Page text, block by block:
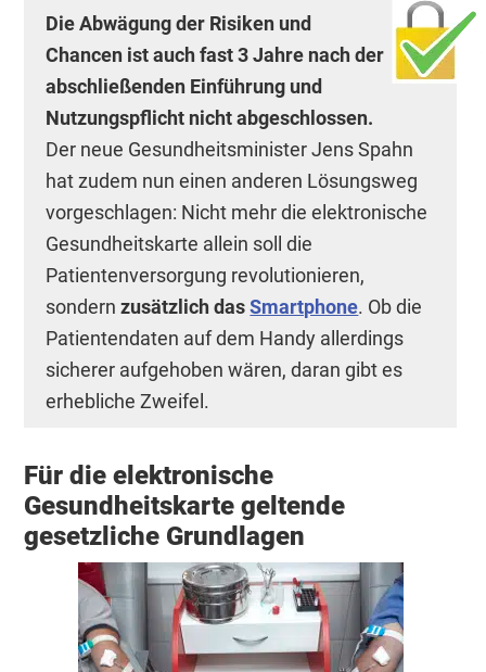
Die Abwägung der Risiken und
Chancen ist auch fast 3 Jahre nach der
abschließenden Einführung und
Nutzungspflicht nicht abgeschlossen.
Der neue Gesundheitsminister Jens Spahn
hat zudem nun einen anderen Lösungsweg
vorgeschlagen: Nicht mehr die elektronische
Gesundheitskarte allein soll die
Patientenversorgung revolutionieren,
sondernzusätzlich dasSmartphone. Ob die
Patientendaten auf dem Handy allerdings
sicherer aufgehoben wären, daran gibt es
erhebliche Zweifel.
Für die elektronische
Gesundheitskarte geltende
gesetzliche Grundlagen